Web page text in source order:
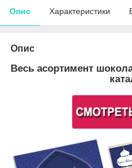
Опис Характеристики
Опис
Весь асортимент